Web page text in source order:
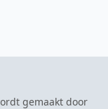
gemaakt door